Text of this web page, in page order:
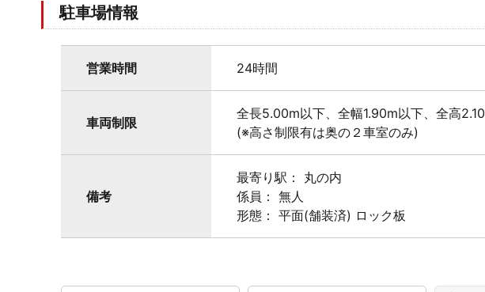
駐車場情報
営業時間 24時間
車両制限
全長5.00m以下、全幅1.90m以下、全高
(※高さ制限有は奥の２車室のみ)
備考
最寄り駅： 丸の内
係員： 無人
形態： 平面(舗装済) ロック板